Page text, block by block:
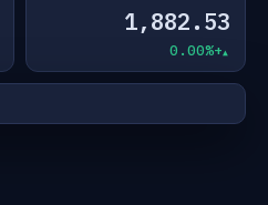
1,882.53
+0.00%